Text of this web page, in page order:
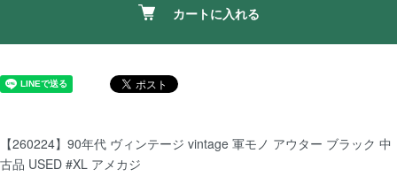
カートに入れる
【260224】90年代 ヴィンテージ vintage 軍モノ アウター ブラック 中
古品 USED #XL アメカジ